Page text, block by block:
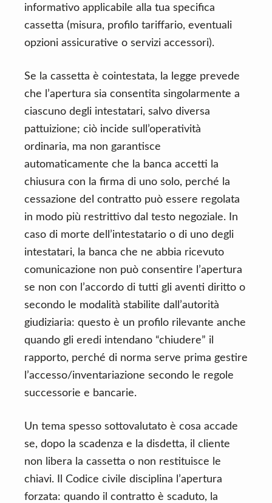
informativo applicabile alla tua specifica
cassetta (misura, profilo tariffario, eventuali
opzioni assicurative o servizi accessori).
Se la cassetta è cointestata, la legge prevede
che l’apertura sia consentita singolarmente a
ciascuno degli intestatari, salvo diversa
pattuizione; ciò incide sull’operatività
ordinaria, ma non garantisce
automaticamente che la banca accetti la
chiusura con la firma di uno solo, perché la
cessazione del contratto può essere regolata
in modo più restrittivo dal testo negoziale. In
caso di morte dell’intestatario o di uno degli
intestatari, la banca che ne abbia ricevuto
comunicazione non può consentire l’apertura
se non con l’accordo di tutti gli aventi diritto o
secondo le modalità stabilite dall’autorità
giudiziaria: questo è un profilo rilevante anche
quando gli eredi intendano “chiudere” il
rapporto, perché di norma serve prima gestire
l’accesso/inventariazione secondo le regole
successorie e bancarie.
Un tema spesso sottovalutato è cosa accade
se, dopo la scadenza e la disdetta, il cliente
non libera la cassetta o non restituisce le
chiavi. Il Codice civile disciplina l’apertura
forzata: quando il contratto è scaduto, la